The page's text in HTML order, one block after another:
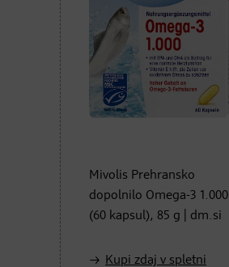
Mivolis Prehransko
dopolnilo Omega-3 1.000
(60 kapsul), 85 g | dm.si
Kupi zdaj v spletni